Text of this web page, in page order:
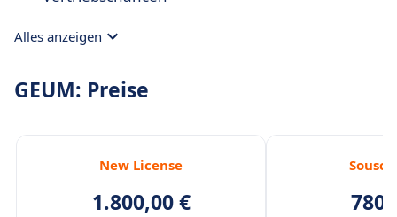
Alles anzeigen
GEUM: Preise
New License
1.800,00 €